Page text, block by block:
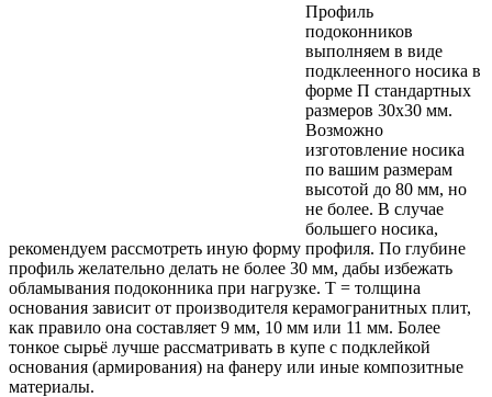
Профиль
подоконников
выполняем в виде
подклеенного носика в
форме П стандартных
размеров 30х30 мм.
Возможно
изготовление носика
по вашим размерам
высотой до 80 мм, но
не более. В случае
большего носика,
рекомендуем рассмотреть иную форму профиля. По глубине
профиль желательно делать не более 30 мм, дабы избежать
обламывания подоконника при нагрузке. Т = толщина
основания зависит от производителя керамогранитных плит,
как правило она составляет 9 мм, 10 мм или 11 мм. Более
тонкое сырьё лучше рассматривать в купе с подклейкой
основания (армирования) на фанеру или иные композитные
материалы.